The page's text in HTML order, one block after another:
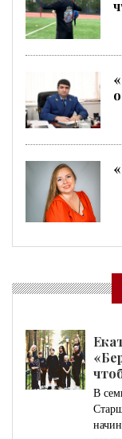
В